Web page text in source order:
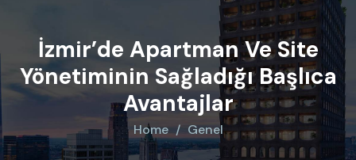
İzmir’de Apartman Ve Site
Yönetiminin Sağladığı Başlıca
Avantajlar
Home Genel